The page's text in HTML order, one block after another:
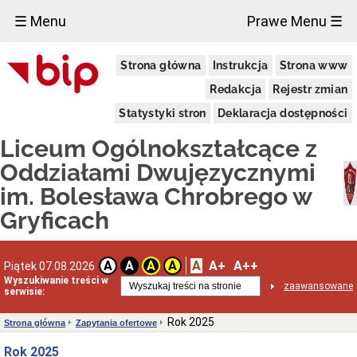
☰ Menu Prawe Menu ☰
Strona główna Instrukcja
Strona www
Redakcja
Rejestr zmian
Statystyki stron
Deklaracja dostępności
Liceum Ogólnokształcące z
Oddziałami Dwujęzycznymi
im. Bolesława Chrobrego w
Gryficach
Piątek 07.08.2026 A A A A A A+ A++
Wyszukiwanie treści w
serwisie:
zaawansowane
Liceum
Ogólnokształcące
im.
Adres
szkoły
Dyrektor
INFORMACJA
ADMINISTRATORA
DLA
UCZNIÓW
RODZICÓW
(RODO)
Sprawozdania
finansowe
jednostki
Strona główna Zapytania ofertowe Rok 2025
Rok 2025
×